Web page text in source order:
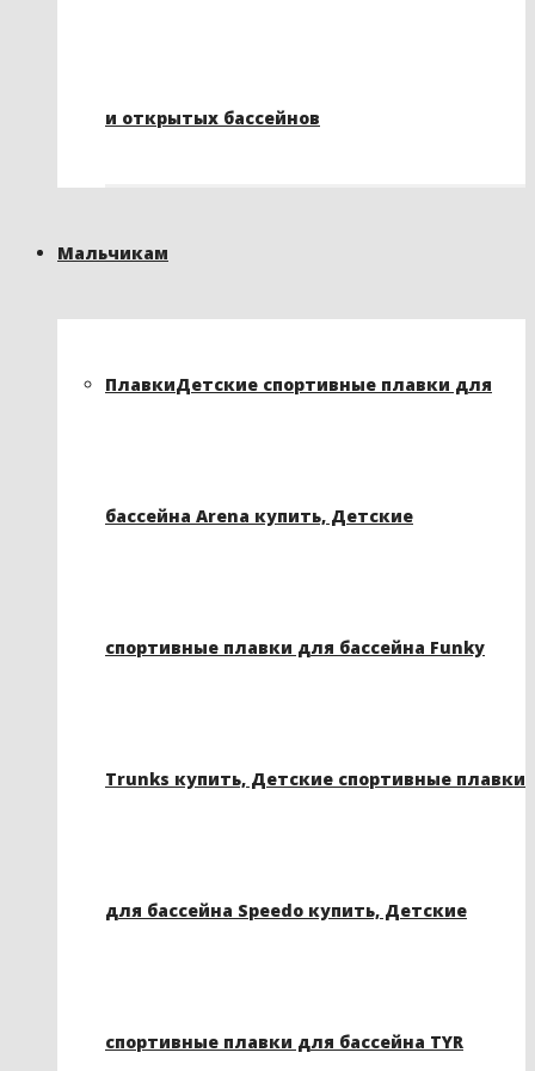
и открытых бассейнов
Мальчикам
ПлавкиДетские спортивные плавки для
бассейна Arena купить, Детские
спортивные плавки для бассейна Funky
Trunks купить, Детские спортивные плавки
для бассейна Speedo купить, Детские
спортивные плавки для бассейна TYR